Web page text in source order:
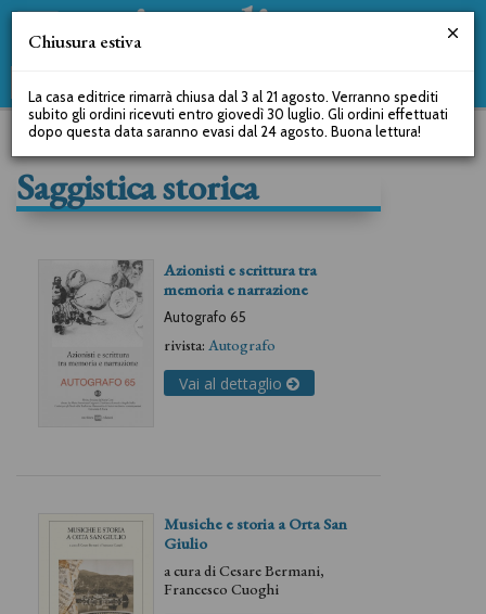
Saggistica storica
Azionisti e scrittura tra
memoria e narrazione
Autografo 65
rivista: Autografo
Vai al dettaglio
Musiche e storia a Orta San
Giulio
a cura diCesare Bermani,
Francesco Cuoghi
Chiusura estiva
La casa editrice rimarrà chiusa dal 3 al 21 agosto. Verranno spediti
subito gli ordini ricevuti entro giovedì 30 luglio. Gli ordini effettuati
dopo questa data saranno evasi dal 24 agosto. Buona lettura!